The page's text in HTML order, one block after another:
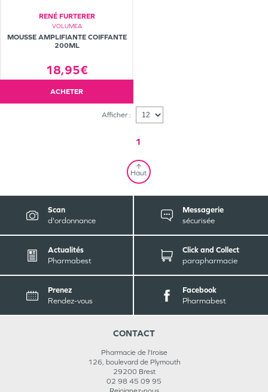
RENÉ FURTERER
VOLUMEA
MOUSSE AMPLIFIANTE COIFFANTE
200ML
18,95€
ACHETER
Afficher :
1
Haut
Scan
d'ordonnance
Messagerie
sécurisée
Actualités
Pharmabest
Click and Collect
parapharmacie
Prenez
Rendez-vous
Facebook
Pharmabest
CONTACT
Pharmacie de l'Iroise
126, boulevard de Plymouth
29200 Brest
02 98 45 09 95